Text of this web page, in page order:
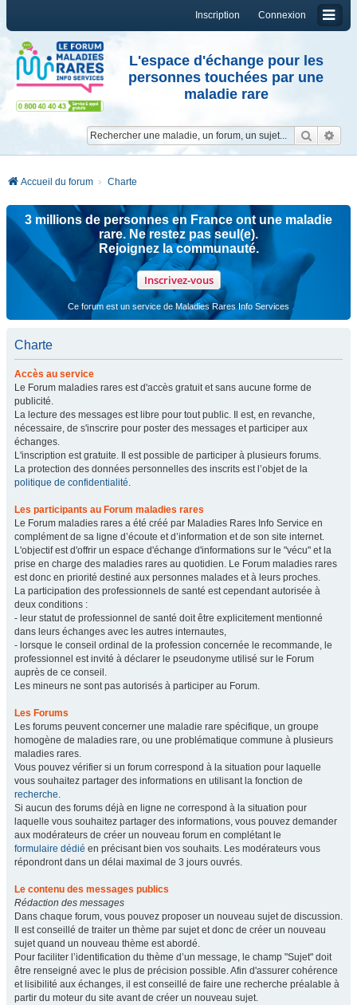
Connexion
Inscription
L'espace d'échange pour les
personnes touchées par une
maladie rare
Accueil du forum Charte
3 millions de personnes en France ont une maladie
rare. Ne restez pas seul(e).
Rejoignez la communauté.
Inscrivez-vous
Ce forum est un service de Maladies Rares Info Services
Charte
Accès au service
Le Forum maladies rares est d'accès gratuit et sans aucune forme de
publicité.
La lecture des messages est libre pour tout public. Il est, en revanche,
nécessaire, de s'inscrire pour poster des messages et participer aux
échanges.
L'inscription est gratuite. Il est possible de participer à plusieurs forums.
La protection des données personnelles des inscrits est l’objet de la
politique de confidentialité.
Les participants au Forum maladies rares
Le Forum maladies rares a été créé par Maladies Rares Info Service en
complément de sa ligne d’écoute et d’information et de son site internet.
L'objectif est d'offrir un espace d'échange d'informations sur le "vécu" et la
prise en charge des maladies rares au quotidien. Le Forum maladies rares
est donc en priorité destiné aux personnes malades et à leurs proches.
La participation des professionnels de santé est cependant autorisée à
deux conditions :
- leur statut de professionnel de santé doit être explicitement mentionné
dans leurs échanges avec les autres internautes,
- lorsque le conseil ordinal de la profession concernée le recommande, le
professionnel est invité à déclarer le pseudonyme utilisé sur le Forum
auprès de ce conseil.
Les mineurs ne sont pas autorisés à participer au Forum.
Les Forums
Les forums peuvent concerner une maladie rare spécifique, un groupe
homogène de maladies rare, ou une problématique commune à plusieurs
maladies rares.
Vous pouvez vérifier si un forum correspond à la situation pour laquelle
vous souhaitez partager des informations en utilisant la fonction de
recherche.
Si aucun des forums déjà en ligne ne correspond à la situation pour
laquelle vous souhaitez partager des informations, vous pouvez demander
aux modérateurs de créer un nouveau forum en complétant le
formulaire dédié en précisant bien vos souhaits. Les modérateurs vous
répondront dans un délai maximal de 3 jours ouvrés.
Le contenu des messages publics
Rédaction des messages
Dans chaque forum, vous pouvez proposer un nouveau sujet de discussion.
Il est conseillé de traiter un thème par sujet et donc de créer un nouveau
sujet quand un nouveau thème est abordé.
Pour faciliter l’identification du thème d’un message, le champ "Sujet" doit
être renseigné avec le plus de précision possible. Afin d'assurer cohérence
et lisibilité aux échanges, il est conseillé de faire une recherche préalable à
partir du moteur du site avant de créer un nouveau sujet.